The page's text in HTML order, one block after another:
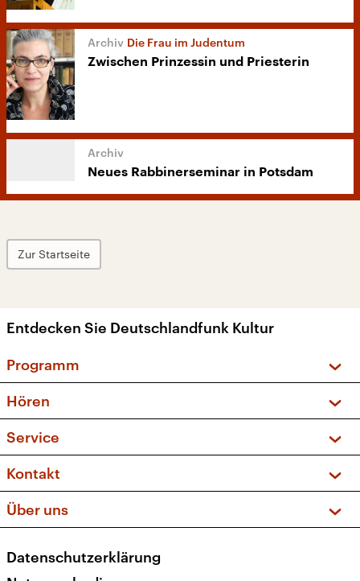
Die Frau im Judentum
Zwischen Prinzessin und Priesterin
Neues Rabbinerseminar in Potsdam
Zur Startseite
Entdecken Sie Deutschlandfunk Kultur
Programm
Sendungen und Podcasts
Musikliste
Kakadu – Das Kinderprogramm
Hören
Frequenzen (UKW + DAB+)
Service
FAQ
Apps
Newsletter
Veranstaltungen
Kontakt
Social Media
Über uns
Presse
Datenschutzerklärung